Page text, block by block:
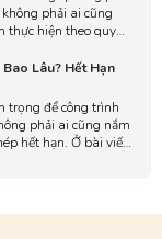
phải ai cũng
thực hiện theo quy
dựng nhà ở mới
Lâu? Hết Hạn
trọng để công trình
phải ai cũng nắm
hết hạn. Ở bài viết